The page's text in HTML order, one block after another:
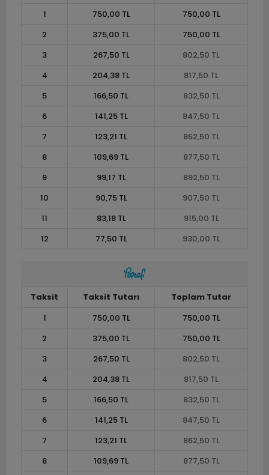
1 750,00 TL
750,00 TL
2
375,00 TL
750,00 TL
3
267,50 TL
802,50 TL
4
204,38 TL
817,50 TL
5
166,50 TL
832,50 TL
6
141,25 TL
847,50 TL
7
123,21 TL
862,50 TL
8
109,69 TL
877,50 TL
9
99,17 TL
892,50 TL
10
90,75 TL
907,50 TL
11
83,18 TL
915,00 TL
12
77,50 TL 930,00 TL
Taksit Taksit Tutarı
Toplam Tutar
1
750,00 TL
750,00 TL
2
375,00 TL
750,00 TL
3
267,50 TL
802,50 TL
4
204,38 TL
817,50 TL
5
166,50 TL
832,50 TL
6
141,25 TL
847,50 TL
7
123,21 TL
862,50 TL
8
109,69 TL
877,50 TL